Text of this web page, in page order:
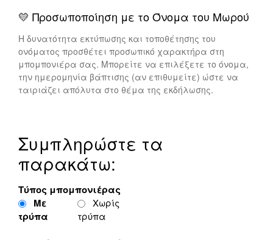
💛 Προσωποποίηση με το Όνομα του Μωρού
Η δυνατότητα εκτύπωσης και τοποθέτησης του
ονόματος προσθέτει προσωπικό χαρακτήρα στη
μπομπονιέρα σας. Μπορείτε να επιλέξετε το όνομα,
την ημερομηνία βάπτισης (αν επιθυμείτε) ώστε να
ταιριάζει απόλυτα στο θέμα της εκδήλωσης.
Συμπληρώστε τα
παρακάτω:
Τύπος μπομπονιέρας
Με
τρύπα
Χωρίς
τρύπα